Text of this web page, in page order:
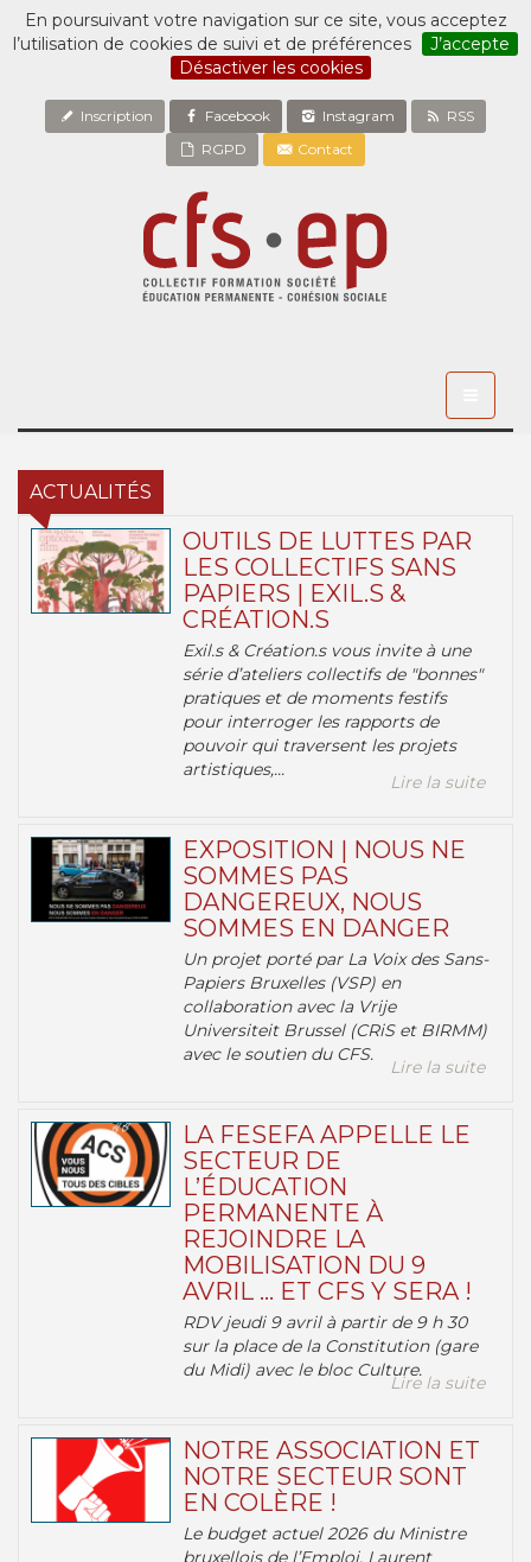
En poursuivant votre navigation sur ce site, vous acceptez
l’utilisation de cookies de suivi et de préférences
J’accepte
Désactiver les cookies
Inscription Facebook Instagram
RSS
RGPD
Contact
ACTUALITÉS
OUTILS DE LUTTES PAR
LES COLLECTIFS SANS
PAPIERS | EXIL.S &
CRÉATION.S
Exil.s & Création.s vous invite à une
série d’ateliers collectifs de "bonnes"
pratiques et de moments festifs
pour interroger les rapports de
pouvoir qui traversent les projets
artistiques,...
Lire la suite
EXPOSITION | NOUS NE
SOMMES PAS
DANGEREUX, NOUS
SOMMES EN DANGER
Un projet porté par La Voix des Sans-
Papiers Bruxelles (VSP) en
collaboration avec la Vrije
Universiteit Brussel (CRiS et BIRMM)
avec le soutien du CFS.
Lire la suite
LA FESEFA APPELLE LE
SECTEUR DE
L’ÉDUCATION
PERMANENTE À
REJOINDRE LA
MOBILISATION DU 9
AVRIL … ET CFS Y SERA !
RDV jeudi 9 avril à partir de 9 h 30
sur la place de la Constitution (gare
du Midi) avec le bloc Culture.
Lire la suite
NOTRE ASSOCIATION ET
NOTRE SECTEUR SONT
EN COLÈRE !
Le budget actuel 2026 du Ministre
bruxellois de l’Emploi, Laurent